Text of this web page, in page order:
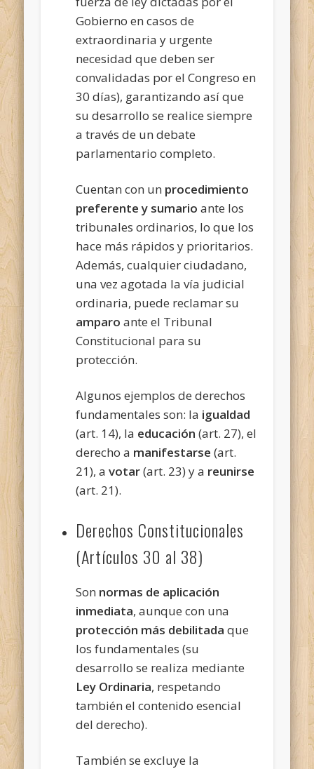
Gobierno en casos de
extraordinaria y urgente
necesidad que deben ser
convalidadas por el Congreso en
30 días), garantizando así que
su desarrollo se realice siempre
a través de un debate
parlamentario completo.
Cuentan con un procedimiento
preferente y sumario ante los
tribunales ordinarios, lo que los
hace más rápidos y prioritarios.
Además, cualquier ciudadano,
una vez agotada la vía judicial
ordinaria, puede reclamar su
amparo ante el Tribunal
Constitucional para su
protección.
Algunos ejemplos de derechos
fundamentales son: la igualdad
(art. 14), la educación (art. 27), el
derecho a manifestarse (art.
21), avotar(art. 23) y a reunirse
(art. 21).
Derechos Constitucionales
(Artículos 30 al 38)
Son normas de aplicación
inmediata, aunque con una
protección más debilitada que
los fundamentales (su
desarrollo se realiza mediante
Ley Ordinaria, respetando
también el contenido esencial
del derecho).
También se excluye la